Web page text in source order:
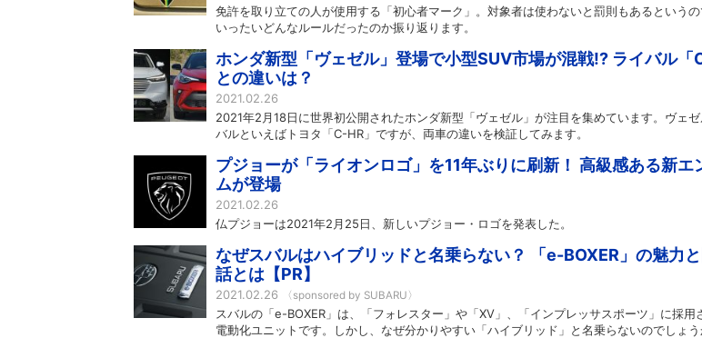
免許を取り立ての人が使用する「初心者マーク」。対象者は使わないと罰則もあるというの
いったいどんなルールだったのか振り返ります。
ホンダ新型「ヴェゼル」登場で小型SUV市場が混戦!? ライバル「
との違いは？
2021.02.26
2021年2月18日に世界初公開されたホンダ新型「ヴェゼル」が注目を集めています。ヴェゼ
バルといえばトヨタ「C-HR」ですが、両車の違いを検証してみます。
プジョーが「ライオンロゴ」を11年ぶりに刷新！ 高級感ある新エ
ムが登場
2021.02.26
仏プジョーは2021年2月25日、新しいプジョー・ロゴを発表した。
なぜスバルはハイブリッドと名乗らない？ 「e-BOXER」の魅力
話とは【PR】
2021.02.26 〈sponsored by SUBARU〉
スバルの「e-BOXER」は、「フォレスター」や「XV」、「インプレッサスポーツ」に採用
電動化ユニットです。しかし、なぜ分かりやすい「ハイブリッド」と名乗らないのでしょ